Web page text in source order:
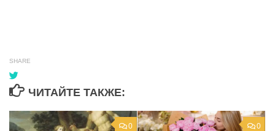
SHARE
ЧИТАЙТЕ ТАКЖЕ:
0 0